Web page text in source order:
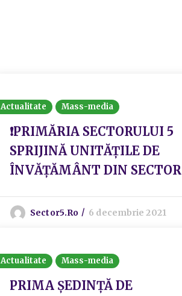
Actualitate Mass-media
❗PRIMĂRIA SECTORULUI 5
SPRIJINĂ UNITĂȚILE DE
ÎNVĂȚĂMÂNT DIN SECTOR
Sector5.ro 6 decembrie 2021
Actualitate Mass-media
PRIMA ȘEDINȚĂ DE